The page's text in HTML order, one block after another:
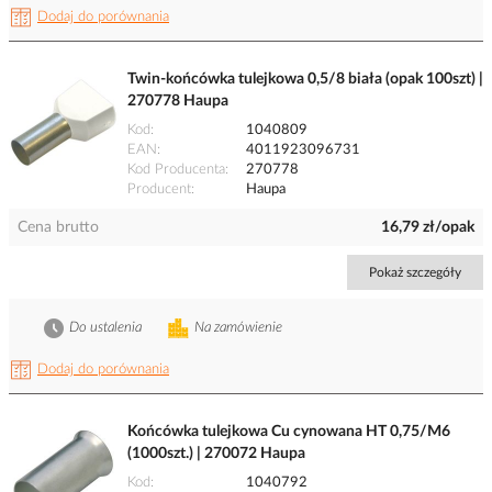
Dodaj do porównania
Twin-końcówka tulejkowa 0,5/8 biała (opak 100szt) |
270778 Haupa
Kod
1040809
EAN
4011923096731
Kod Producenta
270778
Producent
Haupa
Cena brutto 16,79 zł/opak
Pokaż szczegóły
Dodaj do porównania
Na zamówienie
Do ustalenia
Końcówka tulejkowa Cu cynowana HT 0,75/M6
(1000szt.) | 270072 Haupa
Kod
1040792